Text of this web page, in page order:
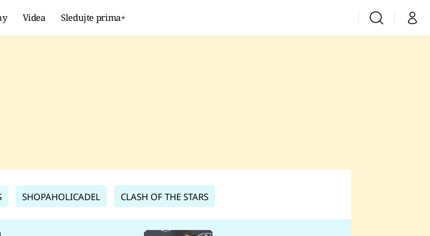
Videa Sledujte prima+ VyhledáváníMůj
Prima Lajk
SHOPAHOLICADEL CLASH OF THE STARS